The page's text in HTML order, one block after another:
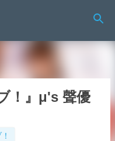
！』μ's 聲優